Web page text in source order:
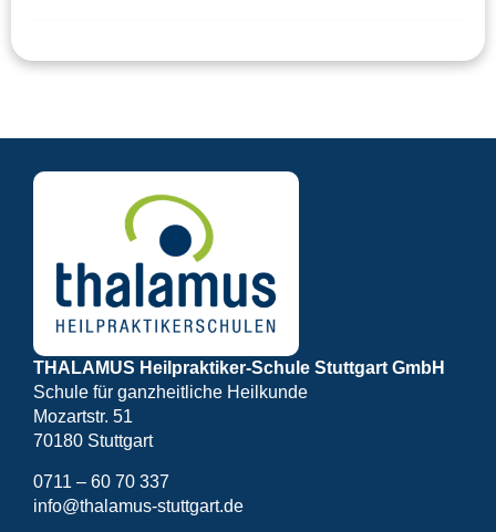
THALAMUS Heilpraktiker-Schule Stuttgart GmbH
Schule für ganzheitliche Heilkunde
Mozartstr. 51
70180 Stuttgart
0711 – 60 70 337
info@thalamus-stuttgart.de